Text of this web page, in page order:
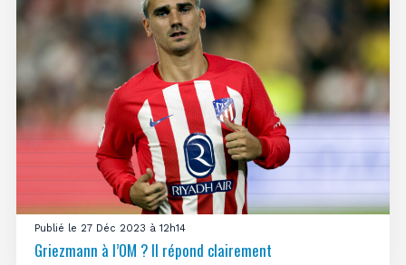
Publié le 27 Déc 2023 à 12h14
Griezmann à l’OM ? Il répond clairement